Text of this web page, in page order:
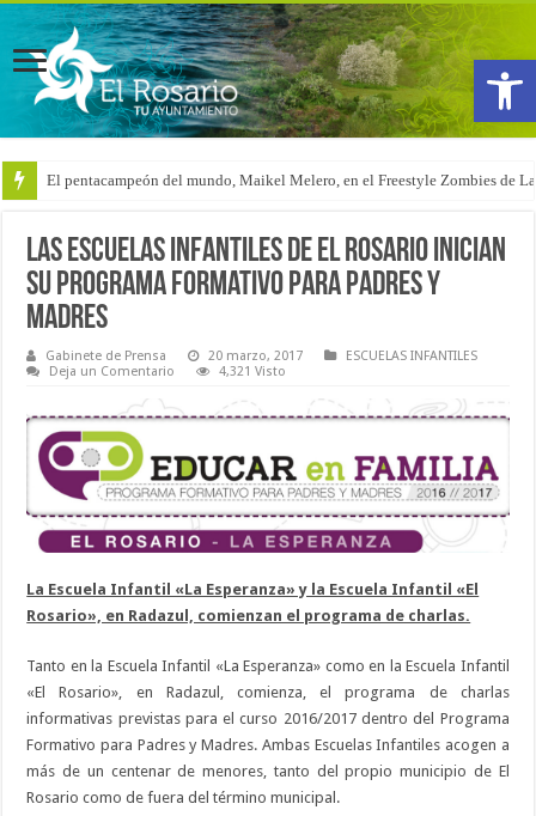
Abrir
El pentacampeón del mundo, Maikel Melero, en el Freestyle Zombies de
Las Escuelas Infantiles de El Rosario inician
su Programa Formativo para Padres y
Madres
Gabinete de Prensa 20 marzo, 2017
ESCUELAS INFANTILES
Deja un Comentario
4,321 Visto
La Escuela Infantil «La Esperanza» y la Escuela Infantil «El
Rosario», en Radazul, comienzan el programa de charlas.
Tanto en la Escuela Infantil «La Esperanza» como en la Escuela Infantil
«El Rosario», en Radazul, comienza, el programa de charlas
informativas previstas para el curso 2016/2017 dentro del Programa
Formativo para Padres y Madres. Ambas Escuelas Infantiles acogen a
más de un centenar de menores, tanto del propio municipio de El
Rosario como de fuera del término municipal.